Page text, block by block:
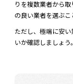
りを複数業者から
の良い業者を選ぶこ
ただし、極端に安
いか確認しましょう。